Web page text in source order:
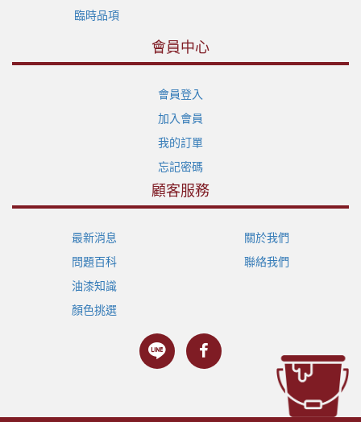
臨時品項
會員中心
會員登入
加入會員
我的訂單
忘記密碼
顧客服務
最新消息
問題百科
油漆知識
顏色挑選
關於我們
聯絡我們